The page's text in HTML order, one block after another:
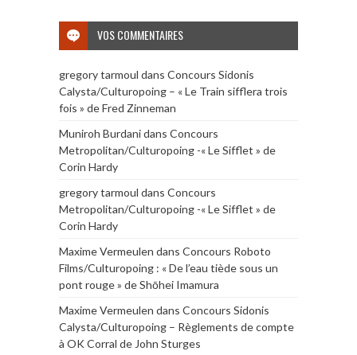
VOS COMMENTAIRES
gregory tarmoul dans Concours Sidonis
Calysta/Culturopoing – « Le Train sifflera trois
fois » de Fred Zinneman
Muniroh Burdanidans Concours
Metropolitan/Culturopoing -« Le Sifflet » de
Corin Hardy
gregory tarmoul dans Concours
Metropolitan/Culturopoing -« Le Sifflet » de
Corin Hardy
Maxime Vermeulen dans Concours Roboto
Films/Culturopoing : « De l’eau tiède sous un
pont rouge » de Shōhei Imamura
Maxime Vermeulen dans Concours Sidonis
Calysta/Culturopoing – Règlements de compte
à OK Corral de John Sturges